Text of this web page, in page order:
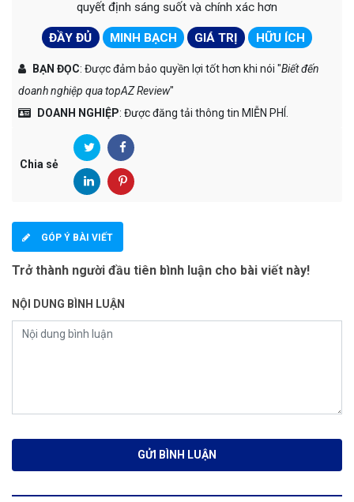
quyết định sáng suốt và chính xác hơn
ĐẦY ĐỦ MINH BẠCH GIÁ TRỊ HỮU ÍCH
BẠN ĐỌC: Được đảm bảo quyền lợi tốt hơn khi nói "Biết đến
doanh nghiệp qua topAZ Review"
DOANH NGHIỆP: Được đăng tải thông tin MIỄN PHÍ.
Chia sẻ
GÓP Ý BÀI VIẾT
Trở thành người đầu tiên bình luận cho bài viết này!
NỘI DUNG BÌNH LUẬN